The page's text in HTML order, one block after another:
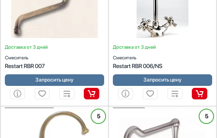
Доставка от 3 дней
Смеситель
Restart RBR 007
Запросить цену
Доставка от 3 дней
Смеситель
Restart RBR 006/NS
Запросить цену
ХАРАКТЕРИСТИКИ
Материал покрытия:
латунь
5
Материал покрытия:
5